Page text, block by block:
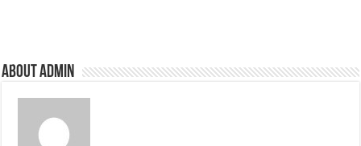
About admin